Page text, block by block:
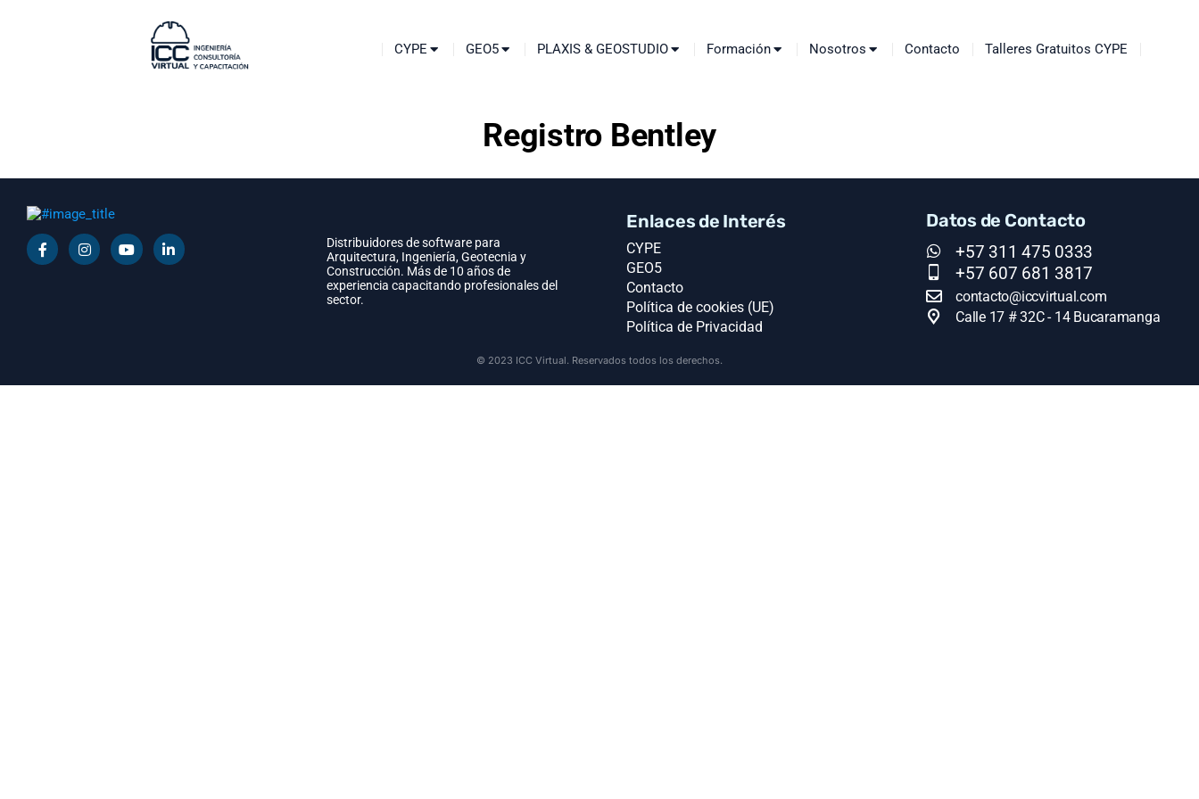
CYPE GEO5 PLAXIS & GEOSTUDIO Formación Nosotros Contacto Talleres Gratuitos CYPE
Registro Bentley
Distribuidores de software para
Arquitectura, Ingeniería, Geotecnia y
Construcción. Más de 10 años de
experiencia capacitando profesionales del
sector.
Enlaces de Interés
CYPE
GEO5
Contacto
Política de cookies (UE)
Política de Privacidad
Datos de Contacto
+57 311 475 0333
+57 607 681 3817
contacto@iccvirtual.com
Calle 17 # 32C - 14 Bucaramanga
© 2023 ICC Virtual. Reservados todos los derechos.